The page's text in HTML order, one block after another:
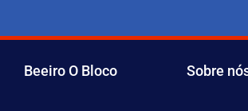
Beeiro O Bloco Sobre